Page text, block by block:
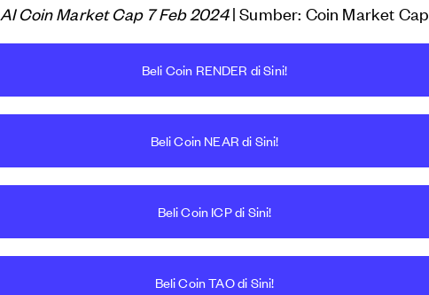
AI Coin Market Cap 7 Feb 2024| Sumber: Coin Market Cap
Beli Coin RENDER di Sini!
Beli Coin NEAR di Sini!
Beli Coin ICP di Sini!
Beli Coin TAO di Sini!